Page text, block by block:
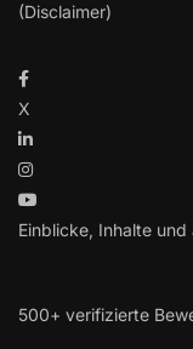
(Disclaimer)
X
Einblicke, Inhalte
500+ verifizierte